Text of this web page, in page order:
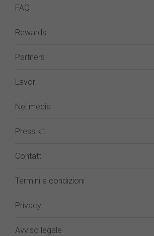
FAQ
Rewards
Partners
Lavori
Nei media
Press kit
Contatti
Termini e condizioni
Privacy
Avviso legale